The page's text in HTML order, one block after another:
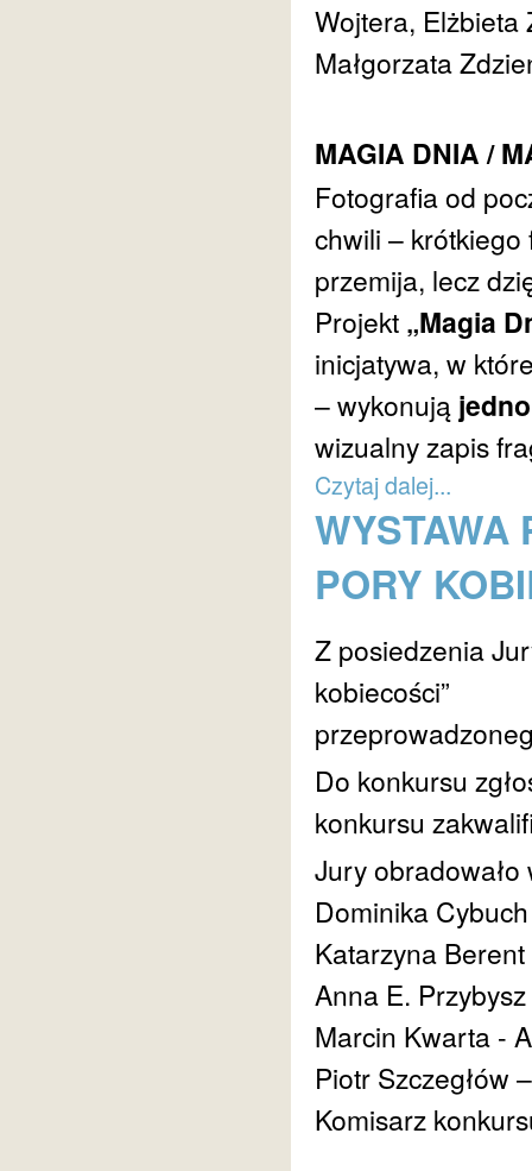
Wojtera, Elżbieta
Małgorzata
MAGIA DNIA /
Fotografia od
chwili –
przemija, lecz
Projekt „Magia
inicjatywa, w
– wykonują
wizualny zapis
Czytaj dalej...
WYSTAWA
PORY
Z posiedzenia
kobiecości”
Do konkursu
konkursu
Jury obradowało
Dominika
Katarzyna
Anna E.
Marcin Kwarta -
Piotr Szczegłów
Komisarz